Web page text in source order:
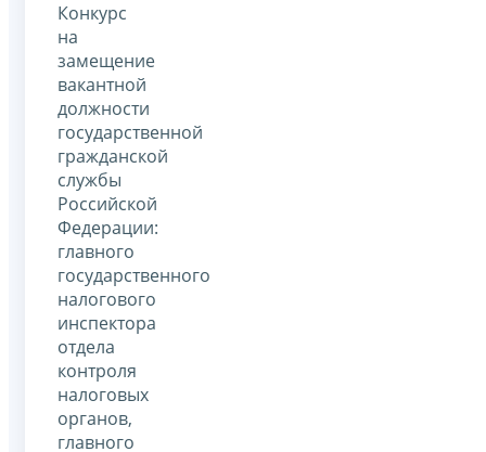
Конкурс
на
замещение
вакантной
должности
государственной
гражданской
службы
Российской
Федерации:
главного
государственного
налогового
инспектора
отдела
контроля
налоговых
органов,
главного